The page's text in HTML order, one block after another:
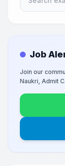
Job
Join our
Naukri, Admit